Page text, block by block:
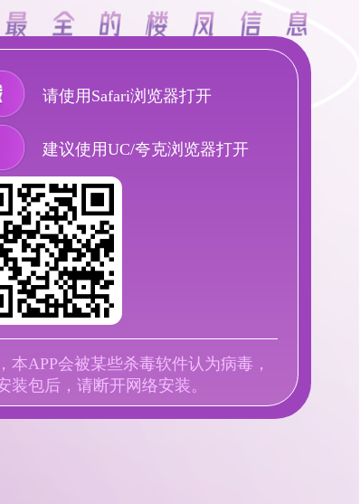
请使用Safari浏览器打开
建议使用UC/夸克浏览器打开
APP会被某些杀毒软件认为病毒，
包后，请断开网络安装。